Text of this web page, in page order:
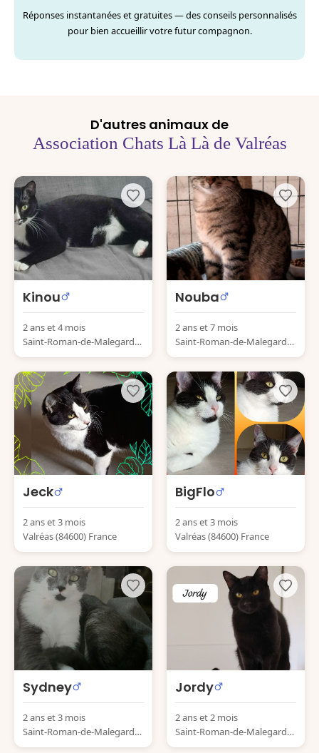
Réponses instantanées et gratuites — des conseils personnalisés
pour bien accueillir votre futur compagnon.
D'autres animaux de
Association Chats Là Là de Valréas
Kinou
2 ans et 4 mois
Saint-Roman-de-Malegarde
(84290) France
Nouba
2 ans et 7 mois
Saint-Roman-de-Malegarde
(84290) France
Jeck
2 ans et 3 mois
Valréas (84600) France
BigFlo
2 ans et 3 mois
Valréas (84600) France
Sydney
2 ans et 3 mois
Saint-Roman-de-Malegarde
(84290) France
Jordy
2 ans et 2 mois
Saint-Roman-de-Malegarde
(84290) France